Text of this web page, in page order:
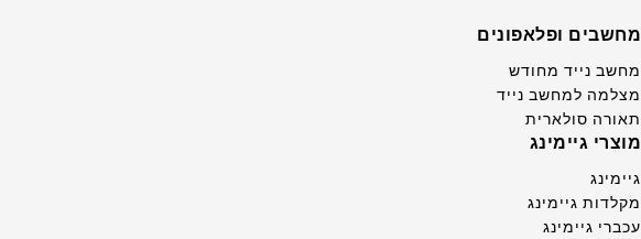
מחשבים ופלאפונים
מחשב נייד מחודש
מצלמה למחשב נייד
תאורה סולארית
מוצרי גיימינג
גיימינג
מקלדות גיימינג
עכברי גיימינג